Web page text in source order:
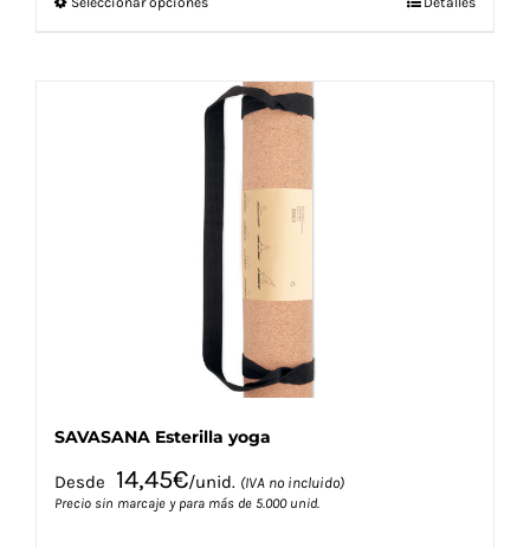
múltiples
variantes.
Las
opciones
se
pueden
elegir
página
de
producto
SAVASANA Esterilla yoga
Desde 14,45€/unid. (IVA no incluido)
Precio sin marcaje y para más de 5.000 unid.